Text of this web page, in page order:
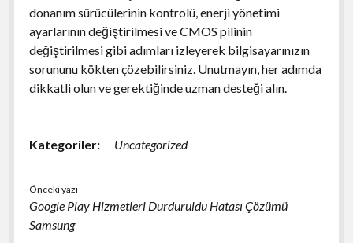
donanım sürücülerinin kontrolü, enerji yönetimi
ayarlarının değiştirilmesi ve CMOS pilinin
değiştirilmesi gibi adımları izleyerek bilgisayarınızın
sorununu kökten çözebilirsiniz. Unutmayın, her adımda
dikkatli olun ve gerektiğinde uzman desteği alın.
Kategoriler: Uncategorized
Önceki yazı
Google Play Hizmetleri Durduruldu Hatası Çözümü
Samsung